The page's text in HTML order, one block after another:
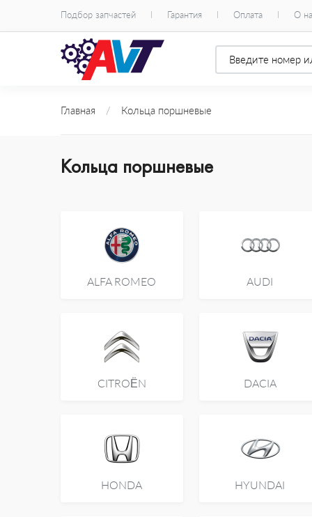
Подбор запчастей Гарантия Оплата О
Главная / Кольца поршневые
Кольца поршневые
ALFA ROMEO AUDI
CITROËN DACIA
HONDA HYUNDAI